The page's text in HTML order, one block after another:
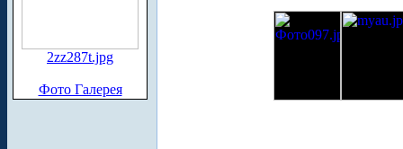
2zz287t.jpg
Фото Галерея